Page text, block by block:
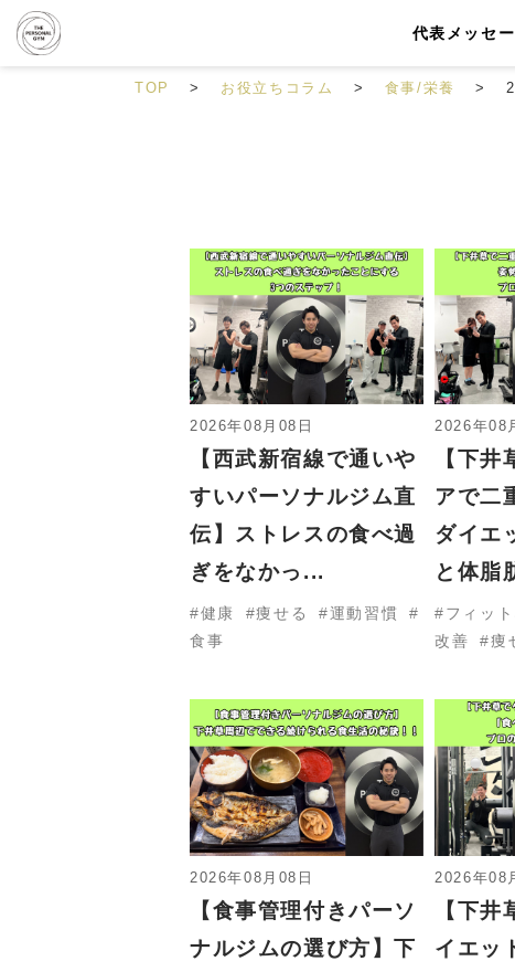
代表メッセ
TOP お役立ちコラム 食事/栄養
2026年08月08日
【西武新宿線で通いや
すいパーソナルジム直
伝】ストレスの食べ過
ぎをなかっ...
健康 痩せる
運動習慣
食事
2026年08
【下井
アで二
ダイエ
と体脂
フィッ
改善
痩
2026年08月08日
【食事管理付きパーソ
ナルジムの選び方】下
2026年08
【下
イエッ